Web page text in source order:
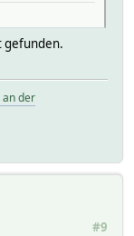
gefunden.
an der
#9